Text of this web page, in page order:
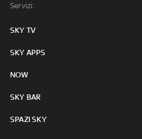
Servizi:
SKY TV
SKY APPS
NOW
SKY BAR
SPAZI SKY